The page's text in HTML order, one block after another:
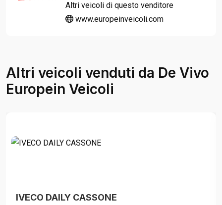
Altri veicoli di questo venditore
www.europeinveicoli.com
Altri veicoli venduti da De Vivo
Europein Veicoli
IVECO DAILY CASSONE